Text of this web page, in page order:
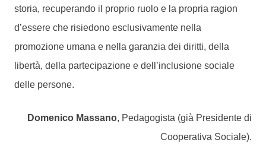
storia, recuperando il proprio ruolo e la propria ragion
d’essere che risiedono esclusivamente nella
promozione umana e nella garanzia dei diritti, della
libertà, della partecipazione e dell’inclusione sociale
delle persone.
Domenico Massano, Pedagogista (già Presidente di
Cooperativa Sociale).